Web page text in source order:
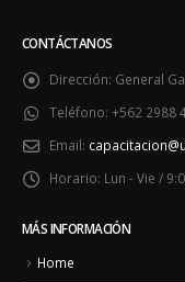
CONTÁCTANOS
Dirección: General
Teléfono: +562 2988
Email:
Horario: Lun - Vie /
MÁS INFORMACIÓN
Home